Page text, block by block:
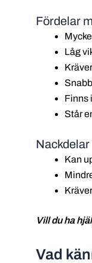
Fördelar
Låg
Finns
Står
Kan
Vill du ha
Vad